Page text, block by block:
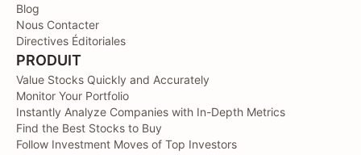
Blog
Nous Contacter
Directives Éditoriales
PRODUIT
Value Stocks Quickly and Accurately
Monitor Your Portfolio
Instantly Analyze Companies with In-Depth Metrics
Find the Best Stocks to Buy
Follow Investment Moves of Top Investors